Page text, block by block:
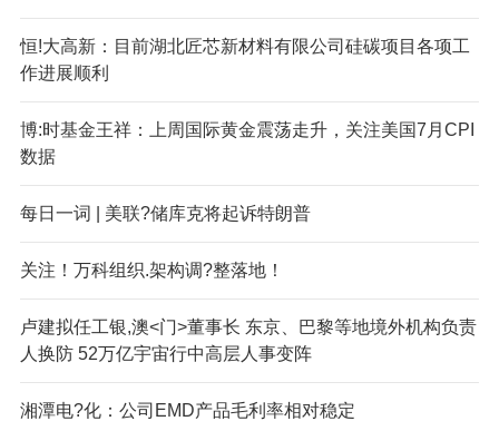
恒!大高新：目前湖北匠芯新材料有限公司硅碳项目各项工
作进展顺利
博:时基金王祥：上周国际黄金震荡走升，关注美国7月CPI
数据
每日一词 | 美联?储库克将起诉特朗普
关注！万科组织.架构调?整落地！
卢建拟任工银,澳<门>董事长 东京、巴黎等地境外机构负责
人换防 52万亿宇宙行中高层人事变阵
湘潭电?化：公司EMD产品毛利率相对稳定